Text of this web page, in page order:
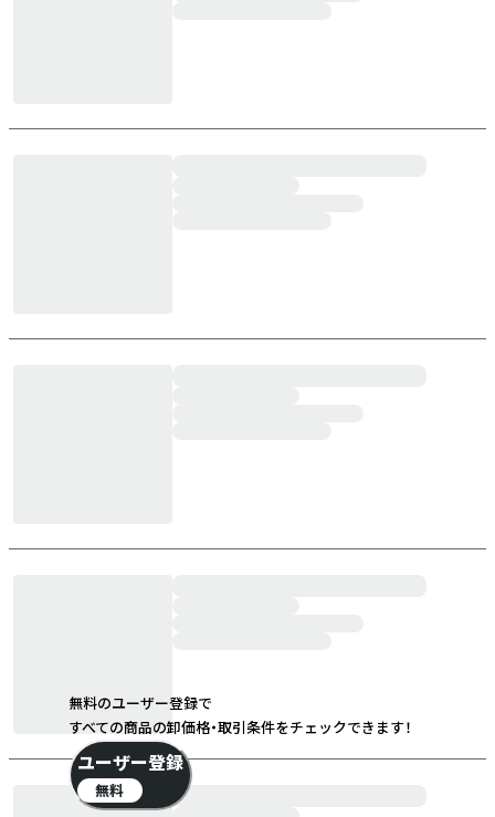
無料のユーザー登録で
すべての商品の卸価格・取引条件をチェックできます！
ユーザー登録
無料